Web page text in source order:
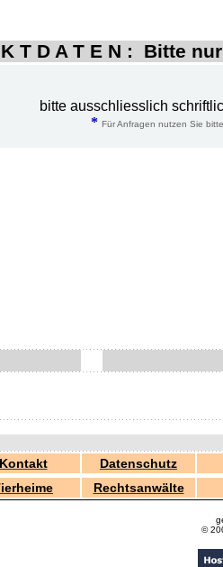
T D A T E N : Bitte
bitte ausschliesslich
* Für Anfragen nutzen Sie
Kontakt
Datenschutz
Rechtsanwälte
©